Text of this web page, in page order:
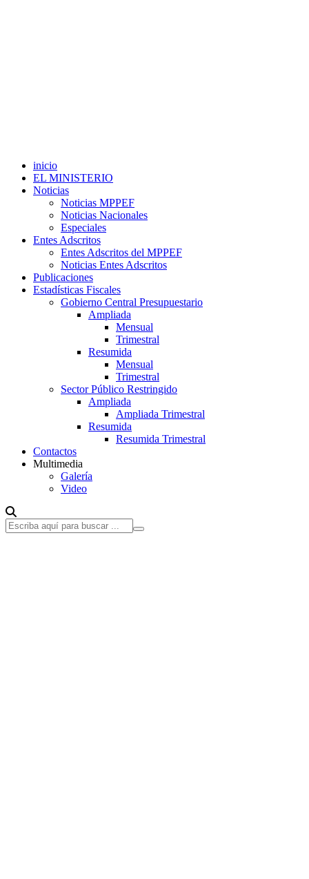
inicio
EL MINISTERIO
Noticias
Noticias MPPEF
Noticias Nacionales
Especiales
Entes Adscritos
Entes Adscritos del MPPEF
Noticias Entes Adscritos
Publicaciones
Estadísticas Fiscales
Gobierno Central Presupuestario
Ampliada
Mensual
Trimestral
Resumida
Mensual
Trimestral
Sector Público Restringido
Ampliada
Ampliada Trimestral
Resumida
Resumida Trimestral
Contactos
Multimedia
Galería
Video